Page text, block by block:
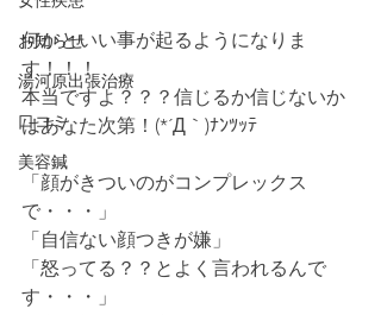
お知らせ
湯河原出張治療
口コミ
美容鍼
何かといい事が起るようになりま
す！！！
本当ですよ？？？信じるか信じないか
はあなた次第！(*´Д｀)ﾅﾝﾂｯﾃ
「顔がきついのがコンプレックス
で・・・」
「自信ない顔つきが嫌」
「怒ってる？？とよく言われるんで
す・・・」